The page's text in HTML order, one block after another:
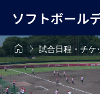
ソフトボール
 試合日程・チケ